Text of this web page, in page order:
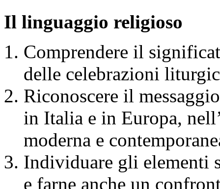
Il linguaggio religioso
Comprendere il
delle celebrazioni
Riconoscere il
in Italia e in Europa,
moderna e
Individuare gli elementi
e farne anche un